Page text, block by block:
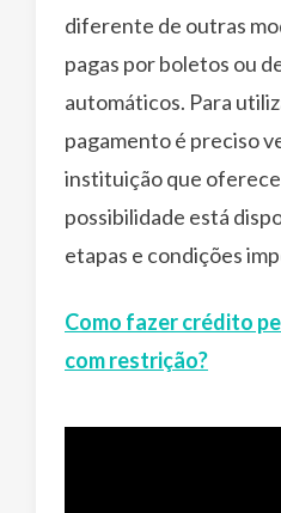
diferente de outras
pagas por boletos ou
automáticos. Para
pagamento é preciso
instituição que
possibilidade está
etapas e condições
Como fazer crédito
com restrição?